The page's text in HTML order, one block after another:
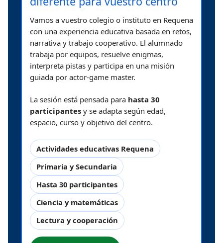
Vamos a vuestro colegio o instituto en Requena
con una experiencia educativa basada en retos,
narrativa y trabajo cooperativo. El alumnado
trabaja por equipos, resuelve enigmas,
interpreta pistas y participa en una misión
guiada por actor-game master.
La sesión está pensada para hasta 30
participantes y se adapta según edad,
espacio, curso y objetivo del centro.
Actividades educativas Requena
Primaria y Secundaria
Hasta 30 participantes
Ciencia y matemáticas
Lectura y cooperación